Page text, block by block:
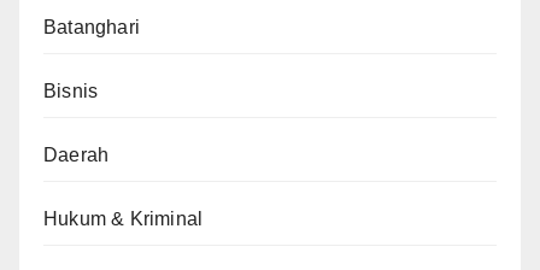
Batanghari
Bisnis
Daerah
Hukum & Kriminal